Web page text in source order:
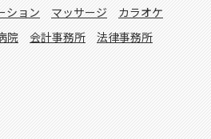
ション マッサージ
カラオケ
院 会計事務所 法律事務所